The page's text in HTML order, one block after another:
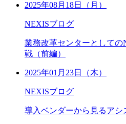
2025年08月18日（月）
NEXISブログ
業務改革センターとして
戦（前編）
2025年01月23日（木）
NEXISブログ
導入ベンダーから見るアシ